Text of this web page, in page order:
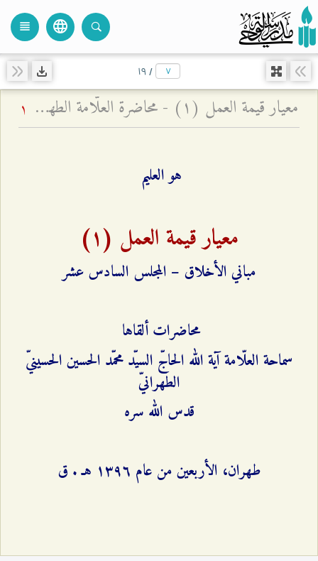
language
view_headline
/ ۱٩
معيار قيمة العمل (۱) - محاضرة العلّامة الطهرانيّ في الأربعين 1
هو العليم
معيار قيمة العمل (۱)
مباني الأخلاق – المجلس السادس عشر
محاضرات ألقاها
سماحة العلّامة آية الله الحاجّ السيّد محمّد الحسين الحسينيّ
الطهرانيّ
قدس الله سره
طهران، الأربعين من عام ۱٣٩٦ هـ . ق